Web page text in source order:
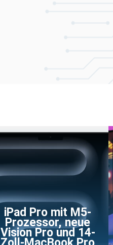
iPad Pro mit M5-
Prozessor, neue
Vision Pro und 14-